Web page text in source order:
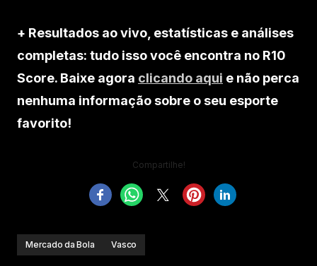
+ Resultados ao vivo, estatísticas e análises
completas: tudo isso você encontra no R10
Score. Baixe agora clicando aqui e não perca
nenhuma informação sobre o seu esporte
favorito!
Compartilhe!
Mercado da Bola Vasco